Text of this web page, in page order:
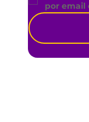
por email